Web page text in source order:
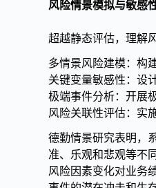
风险情景模拟与敏感
超越静态评估，理解
多情景风险建模：构
关键变量敏感性：设
极端事件分析：开展
风险关联性评估：实
德勤情景研究表明，
准、乐观和悲观等不
风险因素变化对业务